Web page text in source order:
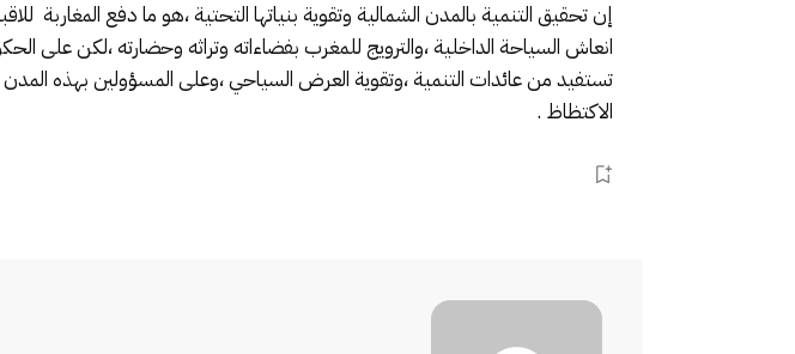
إن تحقيق التنمية بالمدن الشمالية وتقوية بنياتها التحتية ،هو ما دفع المغاربة
انعاش السياحة الداخلية ،والترويج للمغرب بفضاءاته وتراثه وحضارته ،لكن على
تستفيد من عائدات التنمية ،وتقوية العرض السياحي ،وعلى المسؤولين بهذه
الاكتظاظ .